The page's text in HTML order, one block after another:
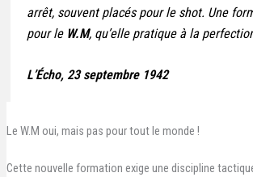
arrêt, souvent placés pour le shot. Une
pour le W.M, qu’elle pratique à la
L’Écho, 23 septembre 1942
Le W.M oui, mais pas pour tout le monde !
Cette nouvelle formation exige une discipline